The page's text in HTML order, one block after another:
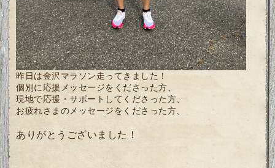
昨日は金沢マラソン走ってきました！
個別に応援メッセージをくださった方、
現地で応援・サポートしてくださった方、
お疲れさまのメッセージをくださった方、
ありがとうございました！